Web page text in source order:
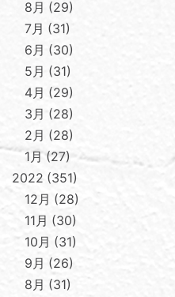
8月
29
7月
31
6月
30
5月
31
4月
29
3月
28
2月
28
1月 27
2022 351
12月
28
11月
30
10月
31
9月
26
8月
31